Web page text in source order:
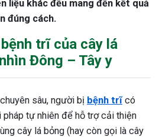
liệu khác đều mang đến kết quả
đúng cách.
trĩ của cây lá
Đông – Tây y
sâu, người bị bệnh trĩcó
tự nhiên để hỗ trợ cải thiện
cây lá bỏng (hay còn gọi là cây